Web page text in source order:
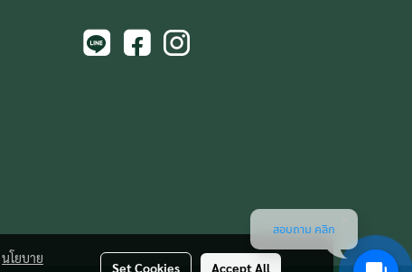
นโยบาย
Set Cookies Accept All
สอบถาม คลิก